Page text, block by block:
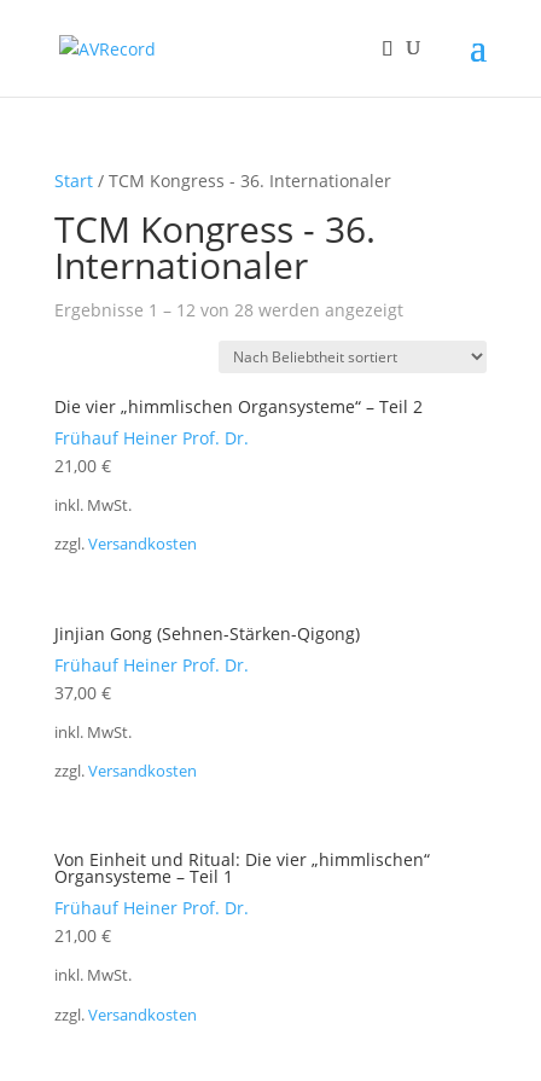
Start/ TCM Kongress - 36. Internationaler
TCM Kongress - 36.
Internationaler
Ergebnisse 1 – 12 von 28 werden angezeigtNach
Die vier „himmlischen Organsysteme“ – Teil 2
Frühauf Heiner Prof. Dr.
21,00 €
inkl. MwSt.
zzgl.Versandkosten
Jinjian Gong (Sehnen-Stärken-Qigong)
Frühauf Heiner Prof. Dr.
37,00 €
inkl. MwSt.
zzgl.Versandkosten
Von Einheit und Ritual: Die vier „himmlischen“
Organsysteme – Teil 1
Frühauf Heiner Prof. Dr.
21,00 €
inkl. MwSt.
zzgl.Versandkosten